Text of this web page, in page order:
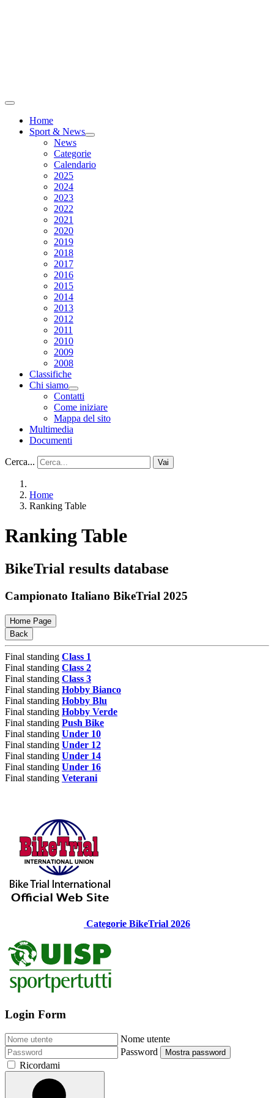
Home
Sport & News
News
Categorie
Calendario
2025
2024
2023
2022
2021
2020
2019
2018
2017
2016
2015
2014
2013
2012
2011
2010
2009
2008
Classifiche
Chi siamo
Contatti
Come iniziare
Mappa del sito
Multimedia
Documenti
Cerca... Vai
Home
Ranking Table
Ranking Table
BikeTrial results database
Campionato Italiano BikeTrial 2025
Home Page
Back
Final standing Class 1
Final standing Class 2
Final standing Class 3
Final standing Hobby Bianco
Final standing Hobby Blu
Final standing Hobby Verde
Final standing Push Bike
Final standing Under 10
Final standing Under 12
Final standing Under 14
Final standing Under 16
Final standing Veterani
Categorie BikeTrial 2026
Login Form
Nome utente
Password
Mostra password
Ricordami